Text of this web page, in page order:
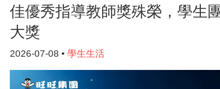
佳優秀指導教師獎殊榮，學生
大獎
2026-07-08 • 學生生活